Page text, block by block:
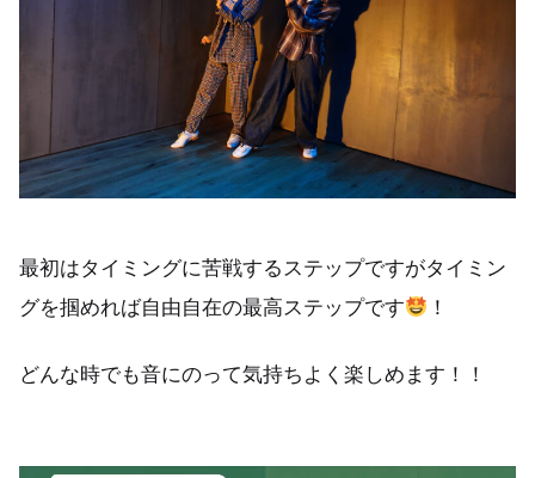
最初はタイミングに苦戦するステップですがタイミン
グを掴めれば自由自在の最高ステップです
！
どんな時でも音にのって気持ちよく楽しめます！！